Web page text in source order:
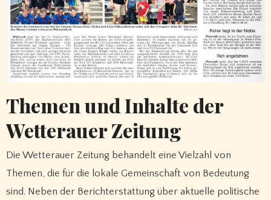
Themen und Inhalte der
Wetterauer Zeitung
Die Wetterauer Zeitung behandelt eine Vielzahl von
Themen, die für die lokale Gemeinschaft von Bedeutung
sind. Neben der Berichterstattung über aktuelle politische